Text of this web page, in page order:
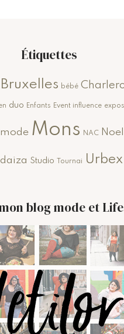
Étiquettes
Bruxelles bébé
duo Enfants Event influence
mode Mons NAC Noel
Studio Tournai Urbex
blog mode et